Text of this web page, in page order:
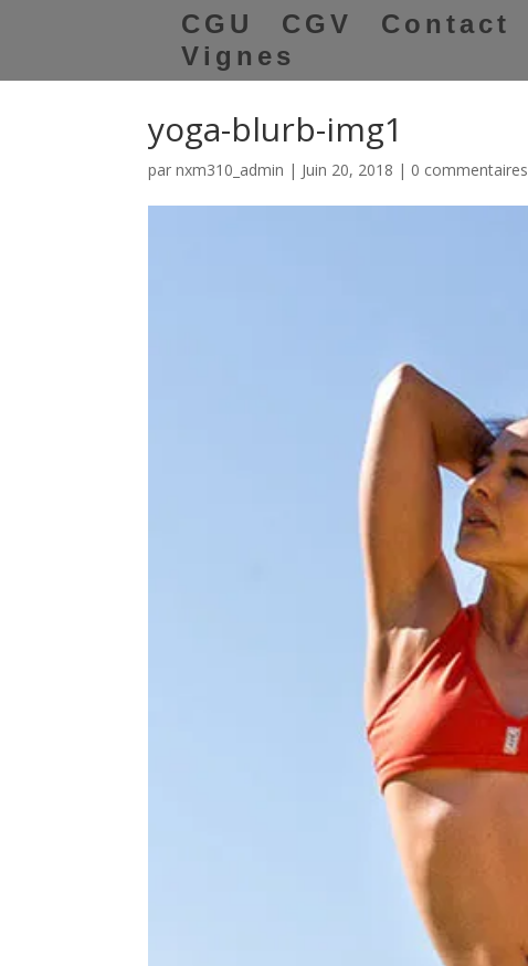
CGU CGV Contact
Vignes
yoga-blurb-img1
parnxm310_admin | Juin 20, 2018 | 0 commentaires